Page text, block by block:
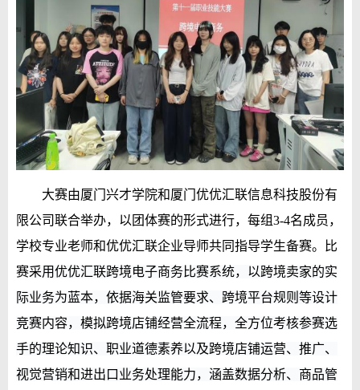
大赛由厦门兴才学院和厦门优优汇联信息科技股份有
限公司联合举办， 以团体赛的形式进行，每组3-4名成员，
学校专业老师和优优汇联企业导师共同指导学生备赛。比
赛采用优优汇联跨境电子商务比赛系统，以跨境卖家的实
际业务为蓝本，依据海关监管要求、跨境平台规则等设计
竞赛内容，模拟跨境店铺经营全流程，全方位考核参赛选
手的理论知识、职业道德素养以及跨境店铺运营、推广、
视觉营销和进出口业务处理能力，涵盖数据分析、商品管